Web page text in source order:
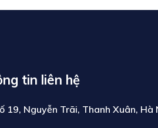
tin liên hệ
19, Nguyễn Trãi, Thanh Xuân, Hà